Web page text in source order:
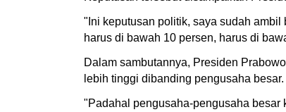
"Ini keputusan politik, saya sudah
harus di bawah 10 persen, harus di
Dalam sambutannya, Presiden
lebih tinggi dibanding pengusaha besar.
"Padahal pengusaha-pengusaha besar